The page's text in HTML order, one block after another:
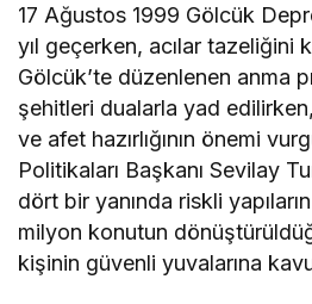
17 Ağustos 1999 Gölcük
yıl geçerken, acılar tazeliğini
Gölcük’te düzenlenen anma
şehitleri dualarla yad
ve afet hazırlığının önemi
Politikaları Başkanı Sevilay
dört bir yanında riskli
milyon konutun
kişinin güvenli yuvalarına